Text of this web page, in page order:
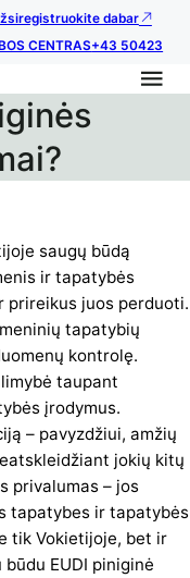
dabar
CENTRAS+43 50423
saugų būdą
ir tapatybės
prireikus juos perduoti.
tapatybių
kontrolę.
taupant
įrodymus.
– pavyzdžiui, amžių
jokių kitų
privalumas – jos
tapatybes ir tapatybės
tik Vokietijoje, bet ir
EUDI piniginė